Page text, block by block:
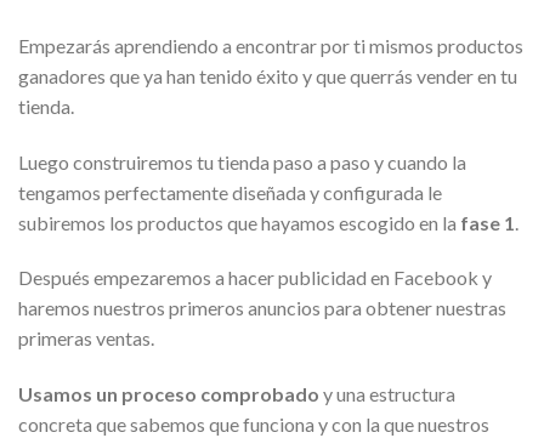
Empezarás aprendiendo a encontrar por ti mismos productos
ganadores que ya han tenido éxito y que querrás vender en tu
tienda.
Luego construiremos tu tienda paso a paso y cuando la
tengamos perfectamente diseñada y configurada le
subiremos los productos que hayamos escogido en la fase 1
Después empezaremos a hacer publicidad en Facebook y
haremos nuestros primeros anuncios para obtener nuestras
primeras ventas.
Usamos un proceso comprobado y una estructura
concreta que sabemos que funciona y con la que nuestros